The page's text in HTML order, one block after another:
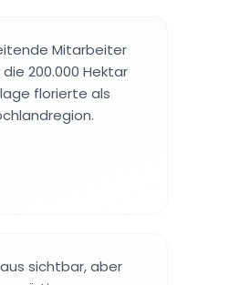
Mitarbeiter
200.000 Hektar
florierte als
sichtbar, aber